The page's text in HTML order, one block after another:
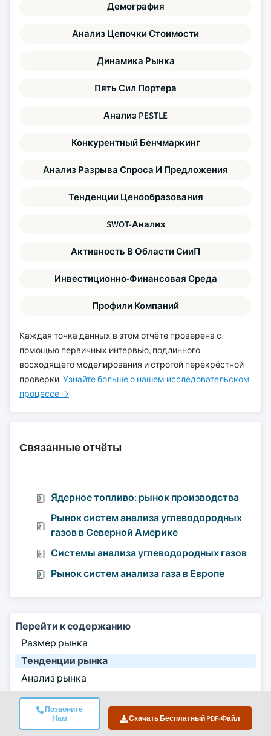
Позвоните
Нам
Скачать Бесплатный PDF-Файл
Демография
Анализ Цепочки Стоимости
Динамика Рынка
Пять Сил Портера
Анализ PESTLE
Конкурентный Бенчмаркинг
Анализ Разрыва Спроса И Предложения
Тенденции Ценообразования
SWOT-Анализ
Активность В Области СииП
Инвестиционно-Финансовая Среда
Профили Компаний
Каждая точка данных в этом отчёте проверена с
помощью первичных интервью, подлинного
восходящего моделирования и строгой перекрёстной
проверки.Узнайте больше о нашем исследовательском
процессе →
Связанные отчёты
Ядерное топливо: рынок производства
Рынок систем анализа углеводородных
газов в Северной Америке
Системы анализа углеводородных газов
Рынок систем анализа газа в Европе
Перейти к содержанию
Размер рынка
Тенденции рынка
Анализ рынка
Доля рынка
Часто задаваемые вопросы
Методология исследования